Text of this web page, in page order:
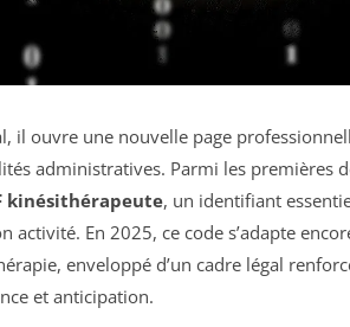
il ouvre une nouvelle page
administratives. Parmi les premières
kinésithérapeute, un identifiant
En 2025, ce code s’adapte
enveloppé d’un cadre légal
et anticipation.